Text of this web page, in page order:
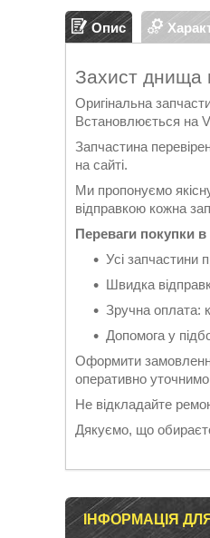
Опис
Захист днища
Оригінальна
Встановлюється на
Запчастина
на сайті.
Ми пропонуємо
відправкою кожна
Переваги покупки
Усі запчастини
Швидка
Зручна оплата:
Допомога у
Оформити
оперативно
Не відкладайте
Дякуємо, що
ІНФОРМАЦІЯ